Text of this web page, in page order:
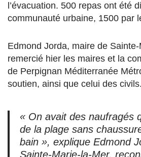
l’évacuation. 500 repas ont été
communauté urbaine, 1500 par
Edmond Jorda, maire de
remercié hier les maires et la
de Perpignan Méditerranée
soutien, ainsi que celui des civils.
« On avait des naufragés
de la plage sans
bain », explique Edmond
Sainte-Marie-la-Mer,